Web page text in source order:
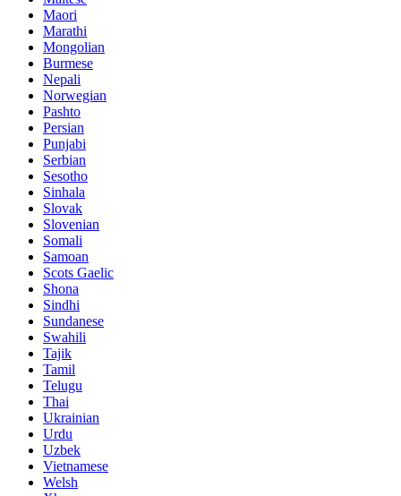
Maori
Marathi
Mongolian
Burmese
Nepali
Norwegian
Pashto
Persian
Punjabi
Serbian
Sesotho
Sinhala
Slovak
Slovenian
Somali
Samoan
Scots Gaelic
Shona
Sindhi
Sundanese
Swahili
Tajik
Tamil
Telugu
Thai
Ukrainian
Urdu
Uzbek
Vietnamese
Welsh